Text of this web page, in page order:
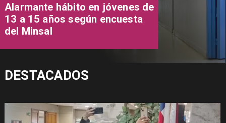
Alarmante hábito en jóvenes de
13 a 15 años según encuesta
del Minsal
DESTACADOS